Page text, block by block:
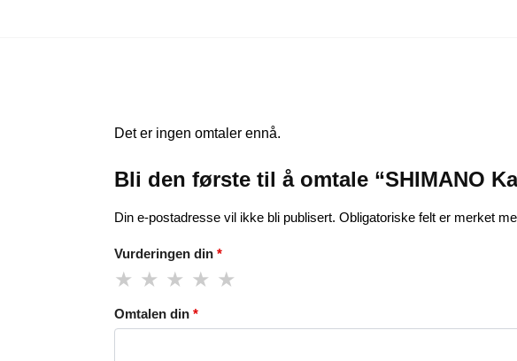
Det er ingen omtaler ennå.
Bli den første til å omtale “SHIMANO
Din e-postadresse vil ikke bli publisert. Obligatoriske felt er merket
Vurderingen din *
Omtalen din *